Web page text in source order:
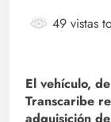
49 vistas
El vehículo,
Transcaribe
adquisición